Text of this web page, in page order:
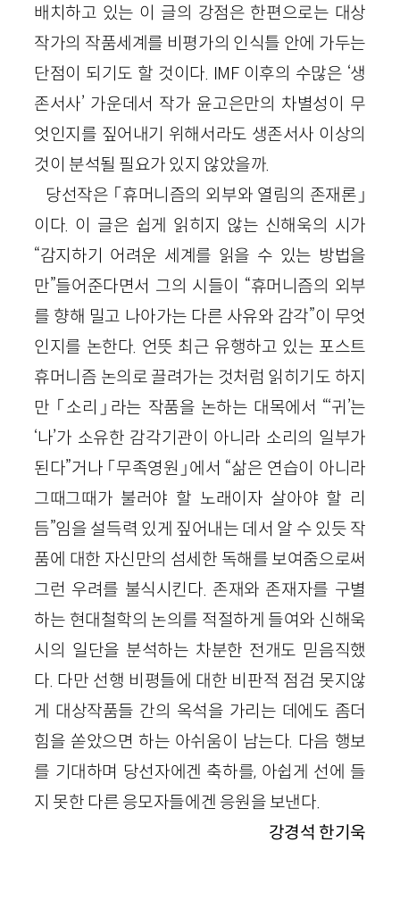
배치하고 있는 이 글의 강점은 한편으로는 대상
작가의 작품세계를 비평가의 인식틀 안에 가두는
단점이 되기도 할 것이다. IMF 이후의 수많은 ‘생
존서사’ 가운데서 작가 윤고은만의 차별성이 무
엇인지를 짚어내기 위해서라도 생존서사 이상의
것이 분석될 필요가 있지 않았을까.
당선작은 「휴머니즘의 외부와 열림의 존재론」
이다. 이 글은 쉽게 읽히지 않는 신해욱의 시가
“감지하기 어려운 세계를 읽을 수 있는 방법을
만”들어준다면서 그의 시들이 “휴머니즘의 외부
를 향해 밀고 나아가는 다른 사유와 감각”이 무엇
인지를 논한다. 언뜻 최근 유행하고 있는 포스트
휴머니즘 논의로 끌려가는 것처럼 읽히기도 하지
만 「소리」라는 작품을 논하는 대목에서 “‘귀’는
‘나’가 소유한 감각기관이 아니라 소리의 일부가
된다”거나 「무족영원」에서 “삶은 연습이 아니라
그때그때가 불러야 할 노래이자 살아야 할 리
듬”임을 설득력 있게 짚어내는 데서 알 수 있듯 작
품에 대한 자신만의 섬세한 독해를 보여줌으로써
그런 우려를 불식시킨다. 존재와 존재자를 구별
하는 현대철학의 논의를 적절하게 들여와 신해욱
시의 일단을 분석하는 차분한 전개도 믿음직했
다. 다만 선행 비평들에 대한 비판적 점검 못지않
게 대상작품들 간의 옥석을 가리는 데에도 좀더
힘을 쏟았으면 하는 아쉬움이 남는다. 다음 행보
를 기대하며 당선자에겐 축하를, 아쉽게 선에 들
지 못한 다른 응모자들에겐 응원을 보낸다.
강경석 한기욱